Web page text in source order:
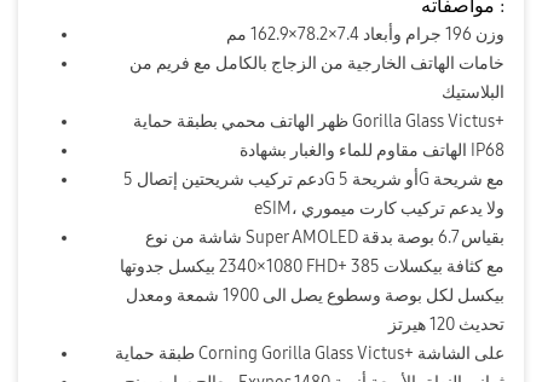
مواصفاته :
وزن 196 جرام وأبعاد 7.4×78.2×162.9 مم
خامات الهاتف الخارجية من الزجاج بالكامل مع فريم من
البلاستيك
ظهر الهاتف محمي بطبقة حماية Gorilla Glass Victus+
الهاتف مقاوم للماء والغبار بشهادة IP68
دعم تركيب شريحتين إتصال 5G أو شريحة 5G مع شريحة
eSIM، ولا يدعم تركيب كارت ميموري
شاشة من نوع Super AMOLED بقياس 6.7 بوصة بدقة
1080×2340 بيكسل جدوتها FHD+ مع كثافة بيكسلات 385
بيكسل لكل بوصة وسطوع يصل الى 1900 شمعة ومعدل
تحديث 120 هيرتز
طبقة حماية Corning Gorilla Glass Victus+ على الشاشة